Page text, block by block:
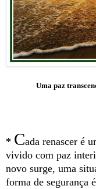
Uma paz
* Cada renascer é
vivido com paz
novo surge, uma
forma de segurança